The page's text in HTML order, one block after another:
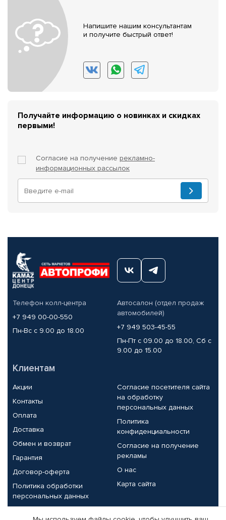
Напишите нашим консультантам
и получите быстрый ответ!
Получайте информацию о новинках и скидках
первыми!
Согласие на получение рекламно-
информационных рассылок
Телефон колл-центра
+7 949 00-00-550
Пн-Вс с 9.00 до 18.00
Автосалон (отдел продаж
автомобилей)
+7 949 503-45-55
Пн-Пт с 09.00 до 18.00, Сб с
9.00 до 15.00
Клиентам
Акции
Контакты
Оплата
Доставка
Обмен и возврат
Гарантия
Договор-оферта
Политика обработки
персональных данных
Согласие посетителя сайта
на обработку
персональных данных
Политика
конфиденциальности
Согласие на получение
рекламы
О нас
Карта сайта